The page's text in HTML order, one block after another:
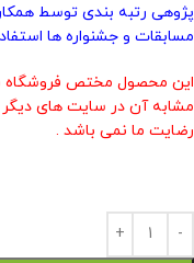
پژوهی رتبه بندی توسط
مسابقات و جشنواره ها
این محصول مختص فروشگاه
مشابه آن در سایت های دیگر
رضایت ما نمی باشد .